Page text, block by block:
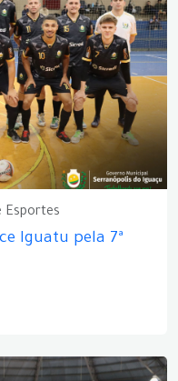
Esportes
Iguatu pela 7ª